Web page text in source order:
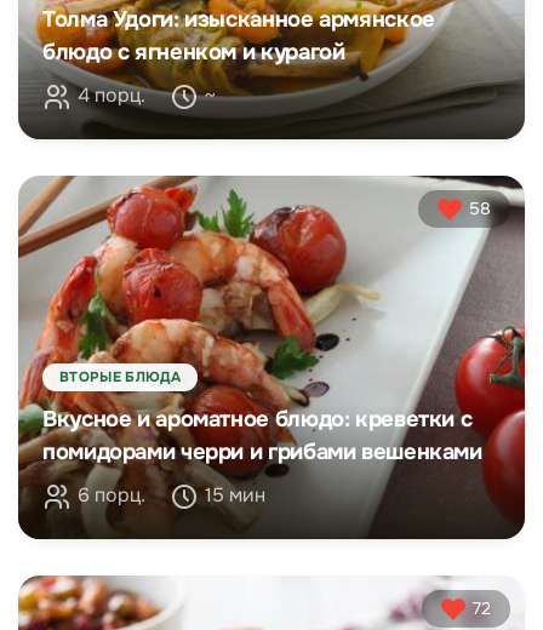
Толма Удоги: изысканное армянское
блюдо с ягненком и курагой
4 порц. ~
58
ВТОРЫЕ БЛЮДА
Вкусное и ароматное блюдо: креветки с
помидорами черри и грибами вешенками
6 порц. 15 мин
72